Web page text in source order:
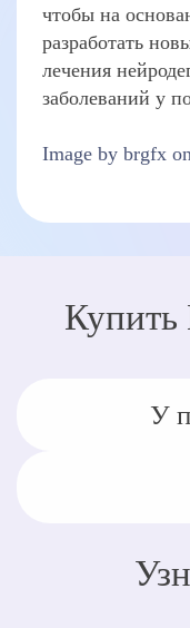
чтобы на
разработать
лечения
заболеваний у
Image by brgfx
У